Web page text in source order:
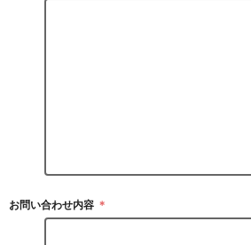
お問い合わせ内容 ＊